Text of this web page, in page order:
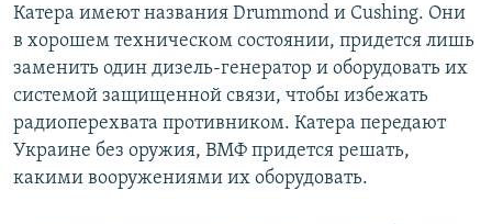
Катера имеют названия Drummond и Cushing. Они
в хорошем техническом состоянии, придется лишь
заменить один дизель-генератор и оборудовать их
системой защищенной связи, чтобы избежать
радиоперехвата противником. Катера передают
Украине без оружия, ВМФ придется решать,
какими вооружениями их оборудовать.